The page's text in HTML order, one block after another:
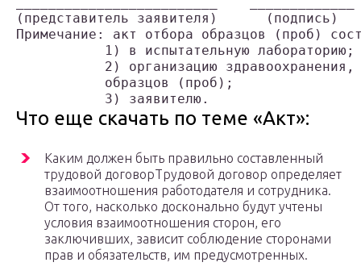
(представитель заявителя)
Примечание: акт отбора образцов (проб)
           1) в испытательную лабораторию;
2) организацию
           образцов (проб);
           3) заявителю.
Что еще скачать по теме «Акт»:
Каким должен быть правильно составленный
трудовой договорТрудовой договор определяет
взаимоотношения работодателя и сотрудника.
От того, насколько досконально будут учтены
условия взаимоотношения сторон, его
заключивших, зависит соблюдение сторонами
прав и обязательств, им предусмотренных.